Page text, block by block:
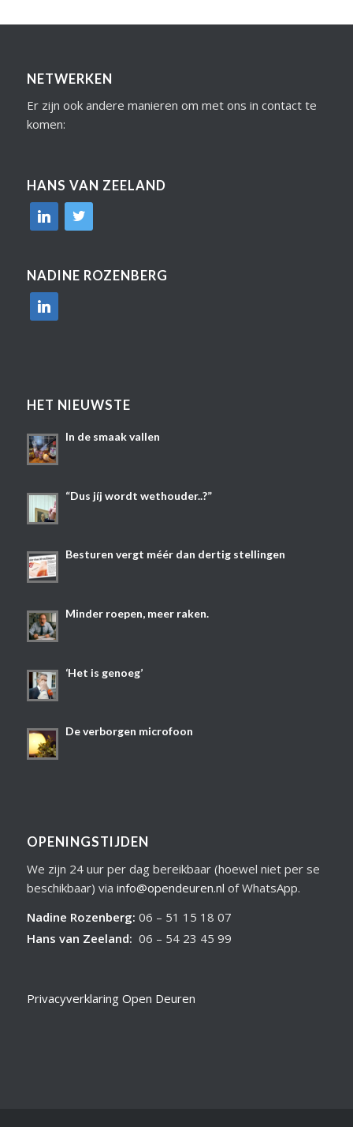
NETWERKEN
Er zijn ook andere manieren om met ons in contact te
komen:
HANS VAN ZEELAND
linkedin
twitter
NADINE ROZENBERG
linkedin
HET NIEUWSTE
In de smaak vallen
“Dus jíj wordt wethouder..?”
Besturen vergt méér dan dertig stellingen
Minder roepen, meer raken.
‘Het is genoeg’
De verborgen microfoon
OPENINGSTIJDEN
We zijn 24 uur per dag bereikbaar (hoewel niet per se
beschikbaar) via info@opendeuren.nl of WhatsApp.
Nadine Rozenberg: 06 – 51 15 18 07
Hans van Zeeland: 06 – 54 23 45 99
Privacyverklaring Open Deuren